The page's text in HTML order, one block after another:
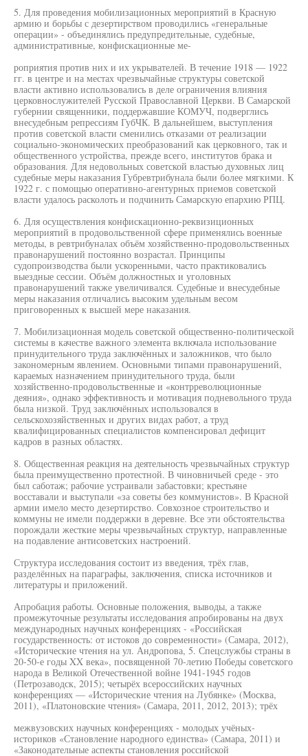
5. Для проведения мобилизационных мероприятий в Красную
армию и борьбы с дезертирством проводились «генеральные
операции» - объединялись предупредительные, судебные,
административные, конфискационные ме-
роприятия против них и их укрывателей. В течение 1918 — 1922
гг. в центре и на местах чрезвычайные структуры советской
власти активно использовались в деле ограничения влияния
церковнослужителей Русской Православной Церкви. В Самарской
губернии священники, поддержавшие КОМУЧ, подверглись
внесудебным репрессиям ГубЧК. В дальнейшем, выступления
против советской власти сменились отказами от реализации
социально-экономических преобразований как церковного, так и
общественного устройства, прежде всего, институтов брака и
образования. Для недовольных советской властью духовных лиц
судебные меры наказания Губревтрибунала были более мягкими. К
1922 г. с помощью оперативно-агентурных приемов советской
власти удалось расколоть и подчинить Самарскую епархию РПЦ.
6. Для осуществления конфискационно-реквизиционных
мероприятий в продовольственной сфере применялись военные
методы, в ревтрибуналах объём хозяйственно-продовольственных
правонарушений постоянно возрастал. Принципы
судопроизводства были ускоренными, часто практиковались
выездные сессии. Объём должностных и уголовных
правонарушений также увеличивался. Судебные и внесудебные
меры наказания отличались высоким удельным весом
приговоренных к высшей мере наказания.
7. Мобилизационная модель советской общественно-политической
системы в качестве важного элемента включала использование
принудительного труда заключённых и заложников, что было
закономерным явлением. Основными типами правонарушений,
караемых назначением принудительного труда, были
хозяйственно-продовольственные и «контрреволюционные
деяния», однако эффективность и мотивация подневольного труда
была низкой. Труд заключённых использовался в
сельскохозяйственных и других видах работ, а труд
квалифицированных специалистов компенсировал дефицит
кадров в разных областях.
8. Общественная реакция на деятельность чрезвычайных структур
была преимущественно протестной. В чиновничьей среде - это
был саботаж; рабочие устраивали забастовки; крестьяне
восставали и выступали «за советы без коммунистов». В Красной
армии имело место дезертирство. Совхозное строительство и
коммуны не имели поддержки в деревне. Все эти обстоятельства
порождали жесткие меры чрезвычайных структур, направленные
на подавление антисоветских настроений.
Структура исследования состоит из введения, трёх глав,
разделённых на параграфы, заключения, списка источников и
литературы и приложений.
Апробация работы. Основные положения, выводы, а также
промежуточные результаты исследования апробированы на двух
международных научных конференциях - «Российская
государственность: от истоков до современности» (Самара, 2012),
«Исторические чтения на ул. Андропова, 5. Спецслужбы страны в
20-50-е годы XX века», посвященной 70-летию Победы советского
народа в Великой Отечественной войне 1941-1945 годов
(Петрозаводск, 2015); четырёх всероссийских научных
конференциях — «Исторические чтения на Лубянке» (Москва,
2011), «Платоновские чтения» (Самара, 2011, 2012, 2013); трёх
межвузовских научных конференциях - молодых учёных-
историков «Становление народного единства» (Самара, 2011) и
«Законодательные аспекты становления российской